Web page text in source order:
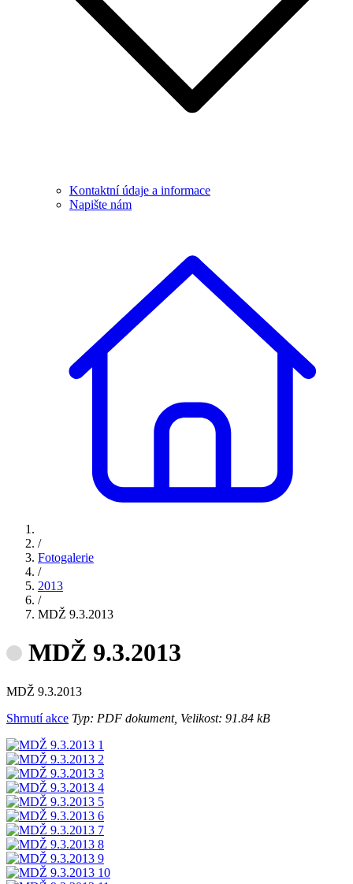
Kontaktní údaje a informace
Napište nám
/
Fotogalerie
/
2013
/
MDŽ 9.3.2013
MDŽ 9.3.2013
MDŽ 9.3.2013
Shrnutí akce Typ: PDF dokument, Velikost: 91.84 kB